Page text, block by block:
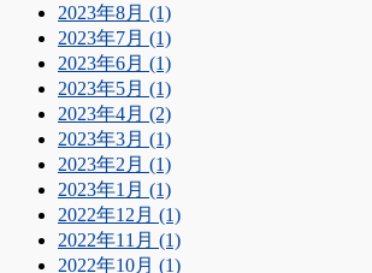
2023年8月 (1)
2023年7月 (1)
2023年6月 (1)
2023年5月 (1)
2023年4月 (2)
2023年3月 (1)
2023年2月 (1)
2023年1月 (1)
2022年12月 (1)
2022年11月 (1)
2022年10月 (1)